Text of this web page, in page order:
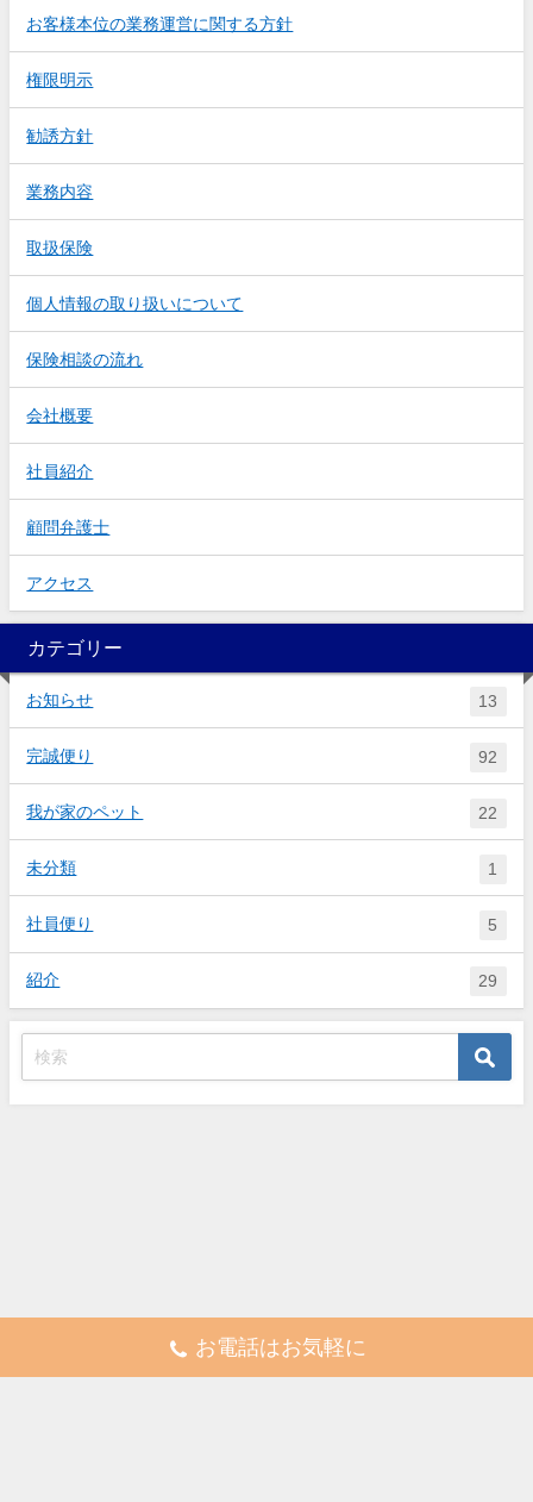
お客様本位の業務運営に関する方針
権限明示
勧誘方針
業務内容
取扱保険
個人情報の取り扱いについて
保険相談の流れ
会社概要
社員紹介
顧問弁護士
アクセス
カテゴリー
お知らせ 13
完誠便り 92
我が家のペット 22
未分類 1
社員便り 5
紹介 29
お電話はお気軽に